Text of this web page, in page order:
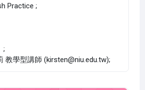
Practice ;
;
教學型講師 (kirsten@niu.edu.tw);